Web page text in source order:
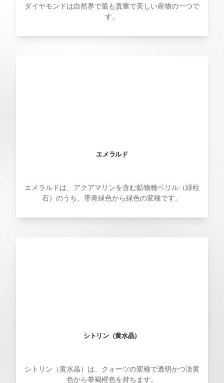
ダイヤモンドは自然界で最も貴重で美しい産物の一つで
す。
エメラルド
エメラルドは、アクアマリンを含む鉱物種ベリル（緑柱
石）のうち、帯青緑色から緑色の変種です。
シトリン（黄水晶）
シトリン（黄水晶）は、クォーツの変種で透明かつ淡黄
色から帯褐橙色を持ちます。